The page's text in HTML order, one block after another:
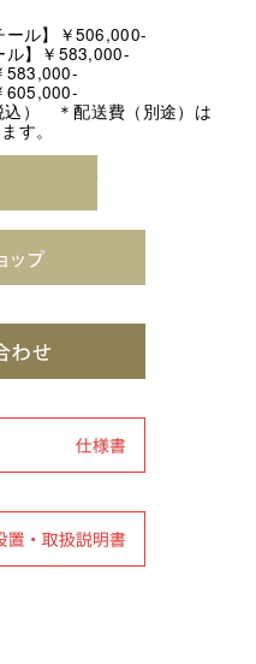
ール】￥506,000-
ル】￥583,000-
583,000-
605,000-
込） ＊配送費（別途）は
す。